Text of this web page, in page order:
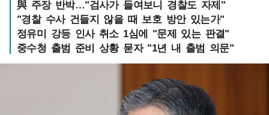
與 주장 반박…"검사가 들여보니 경찰도 자제"
"경찰 수사 건들지 않을 때 보호 방안 있는가"
정유미 강등 인사 취소 1심에 "문제 있는 판결"
중수청 출범 준비 상황 묻자 "1년 내 출범 의문"